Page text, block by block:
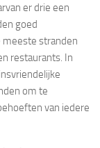
er drie een
goed
meeste stranden
restaurants. In
om te
van iedere